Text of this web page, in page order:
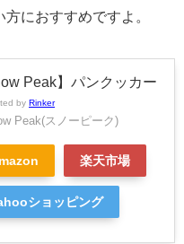
におすすめですよ。
Peak】パンクッカー
by Rinker
Peak(スノーピーク)
楽天市場
ショッピング